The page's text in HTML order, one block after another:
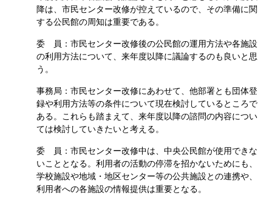
降は、市民センター改修が控えているので、その準備に関
する公民館の周知は重要である。
委 員：市民センター改修後の公民館の運用方法や各施設
の利用方法について、来年度以降に議論するのも良いと思
う。
事務局：市民センター改修にあわせて、他部署とも団体登
録や利用方法等の条件について現在検討しているところで
ある。これらも踏まえて、来年度以降の諮問の内容につい
ては検討していきたいと考える。
委 員：市民センター改修中は、中央公民館が使用できな
いこととなる。利用者の活動の停滞を招かないためにも、
学校施設や地域・地区センター等の公共施設との連携や、
利用者への各施設の情報提供は重要となる。